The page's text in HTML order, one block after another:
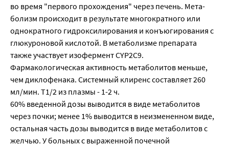
во время "первого прохождения" через печень. Мета­
болизм происходит в результате многократного или
однократного гидроксилирования и конъюгирования с
глюкуроновой кислотой. В метаболизме препарата
также участвует изофермент CYP2C9.
Фармакологическая активность метаболитов меньше,
чем диклофенака. Системный клиренс составляет 260
мл/мин. Т1/2 из плазмы - 1-2 ч.
60% введенной дозы выво­дится в виде метаболитов
через почки; менее 1% выводится в неизмененном виде,
остальная часть дозы выводится в виде метаболитов с
желчью. У больных с выраженной почечной